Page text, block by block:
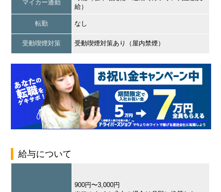
マイカー通勤
給）
転勤 なし
受動喫煙対策 受動喫煙対策あり（屋内禁煙）
給与について
900円〜3,000円